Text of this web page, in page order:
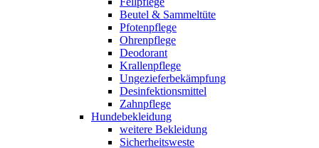
Beutel & Sammeltüte
Pfotenpflege
Ohrenpflege
Deodorant
Krallenpflege
Ungezieferbekämpfung
Desinfektionsmittel
Zahnpflege
Hundebekleidung
weitere Bekleidung
Sicherheitsweste